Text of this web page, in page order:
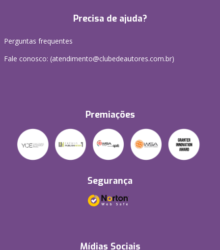
Precisa de ajuda?
Perguntas frequentes
Fale conosco: (atendimento@clubedeautores.com.br)
Premiações
Segurança
Mídias Sociais